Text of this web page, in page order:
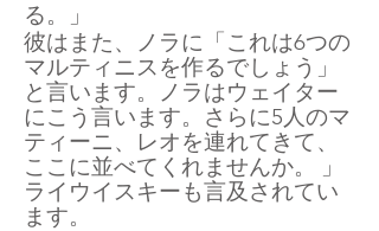
る。」
彼はまた、ノラに「これは6つの
マルティニスを作るでしょう」
と言います。ノラはウェイター
にこう言います。 さらに5人のマ
ティーニ、レオを連れてきて、
ここに並べてくれませんか。
」
ライウイスキーも言及されてい
ます。